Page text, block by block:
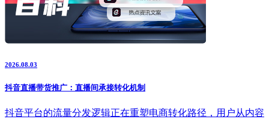
2026.08.03
抖音直播带货推广：直播间承接转化机制
抖音平台的流量分发逻辑正在重塑电商转化路径，用户从内容